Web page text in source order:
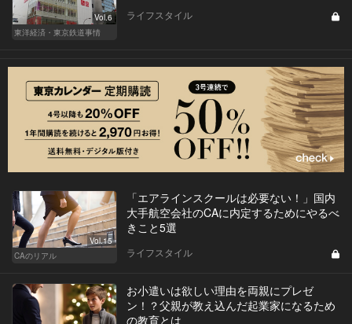
Vol.6
東洋経済・東京鉄道事情
ライフスタイル
Vol.15
CAのリアル
「エアラインスクールは必要ない！」国内
大手航空会社のCAに内定するためにやるべ
きこと5選
ライフスタイル
お小遣いは欲しい理由を両親にプレゼ
ン！？父親が教え込んだ起業家になるため
の教育とは